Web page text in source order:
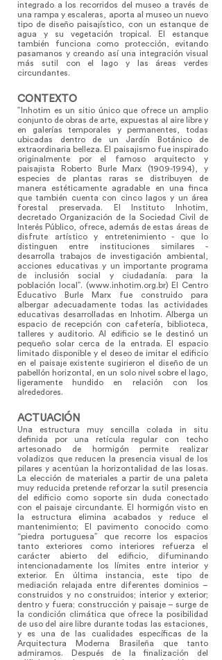
integrado a los recorridos del museo a través de
una rampa y escaleras, aporta al museo un nuevo
tipo de diseño paisajístico, con un estanque de
agua y su vegetación tropical. El estanque
también funciona como protección, evitando
pasamanos y creando así una integración visual
más sutil con el lago y las áreas verdes
circundantes.
CONTEXTO
”Inhotim es un sitio único que ofrece un amplio
conjunto de obras de arte, expuestas al aire libre y
en galerías temporales y permanentes, todas
ubicadas dentro de un Jardín Botánico de
extraordinaria belleza. El paisajismo fue inspirado
originalmente por el famoso arquitecto y
paisajista Roberto Burle Marx (1909-1994)
, y
especies de plantas raras se distribuyen de
manera estéticamente agradable en una finca
que también cuenta con cinco lagos y un área
forestal preservada. El Instituto Inhotim,
decretado Organización de la Sociedad Civil de
Interés Público, ofrece, además de estas áreas de
disfrute artístico y entretenimiento - que lo
distinguen entre instituciones similares -
desarrolla trabajos de investigación ambiental,
acciones educativas y un importante programa
de inclusión social y ciudadanía. para la
población local”. (www.inhotim.org.br) El Centro
Educativo Burle Marx fue construido para
albergar adecuadamente todas las actividades
educativas desarrolladas en Inhotim. Alberga un
espacio de recepción con cafetería, biblioteca,
talleres y auditorio. Al edificio se le destinó un
pequeño solar cerca de la entrada. El espacio
limitado disponible y el deseo de imitar el edificio
en el paisaje existente sugirieron el diseño de un
pabellón horizontal, en un solo nivel sobre el lago,
ligeramente hundido en relación con los
alrededores.
ACTUACIÓN
Una estructura muy sencilla colada in situ
definida por una retícula regular con techo
artesonado de hormigón permite realizar
voladizos que reducen la presencia visual de los
pilares y acentúan la horizontalidad de las losas.
La elección de materiales a partir de una paleta
muy reducida pretende reforzar la sutil presencia
del edificio como soporte sin duda conectado
con el paisaje circundante. El hormigón visto en
la estructura elimina acabados y reduce el
mantenimiento; El pavimento conocido como
“piedra portuguesa” que recorre los espacios
tanto exteriores como interiores refuerza el
carácter abierto del edificio, difuminando
intencionadamente los límites entre interior y
exterior. En última instancia, este tipo de
mediación relajada entre diferentes dominios –
construidos y no construidos; interior y exterior;
dentro y fuera; construcción y paisaje – surge de
la condición climática que ofrece la posibilidad
de uso del aire libre durante todas las estaciones,
y es una de las cualidades específicas de la
Arquitectura Moderna Brasileña que tanto
admiramos. Después de la finalización del